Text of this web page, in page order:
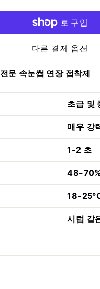
다른 결제 옵션
문 속눈썹 연장 접착제
초급 및
매우 강
1-2 초
48-
18-
시럽 같